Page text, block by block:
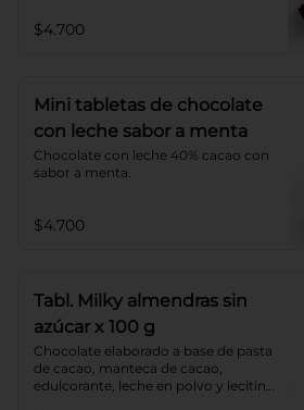
$4.700
Mini tabletas de chocolate
con leche sabor a menta
Chocolate con leche 40% cacao con
sabor a menta.
$4.700
Tabl. Milky almendras sin
azúcar x 100 g
Chocolate elaborado a base de pasta
de cacao, manteca de cacao,
edulcorante, leche en polvo y lecitina